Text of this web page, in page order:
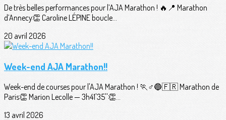
De très belles performances pour l’AJA Marathon ! 🔥📍 Marathon
d’Annecy👏 Caroline LÉPINE boucle...
20 avril 2026
Week-end AJA Marathon!!
Week-end de courses pour l'AJA Marathon ! 🏃♂️🔵🇫🇷 Marathon de
Paris👏 Marion Lecolle — 3h41'35''👏...
13 avril 2026